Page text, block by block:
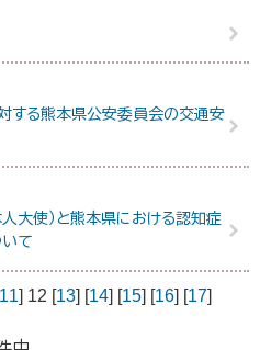
する熊本県公安委員会の交通安
大使）と熊本県における認知症
て
11] 12 [13] [14] [15] [16] [17]